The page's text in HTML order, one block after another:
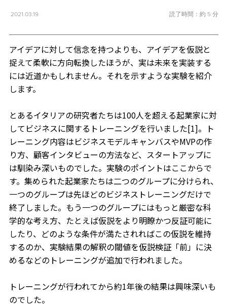
2021.03.19 読了時間：約 5 分
アイデアに対して信念を持つよりも、アイデアを仮説と
捉えて柔軟に方向転換したほうが、実は未来を実装する
には近道かもしれません。それを示すような実験を紹介
します。
とあるイタリアの研究者たちは100人を超える起業家に対
してビジネスに関するトレーニングを行いました[1]。ト
レーニング内容はビジネスモデルキャンバスやMVPの作
り方、顧客インタビューの方法など、スタートアップに
は馴染み深いものでした。実験のポイントはここからで
す。集められた起業家たちは二つのグループに分けられ、
一つのグループは先ほどのビジネストレーニングだけで
終了しました。もう一つのグループにはもっと厳密な科
学的な考え方、たとえば仮説をより明瞭かつ反証可能に
したり、どのような条件が満たされればこの仮説を維持
するのか、実験結果の解釈の閾値を仮説検証「前」に決
めるなどのトレーニングが追加で行われました。
トレーニングが行われてから約1年後の結果は興味深いも
のでした。